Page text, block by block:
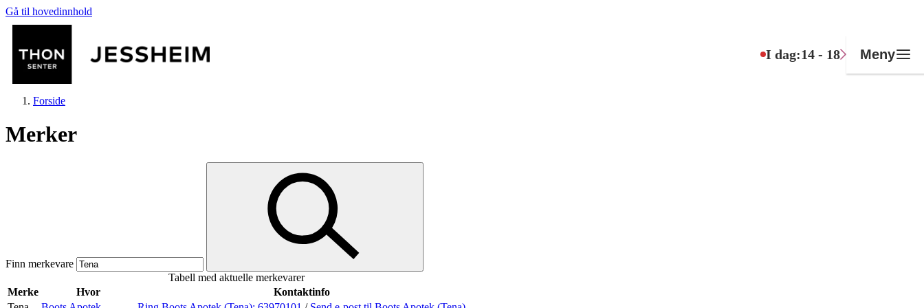
Gå til hovedinnhold
I dag:14 - 18 Meny
Mat og drikke
Helse
Forside
Merker
Finn merkevare
Tabell med aktuelle merkevarer
Merke
Hvor
Kontaktinfo